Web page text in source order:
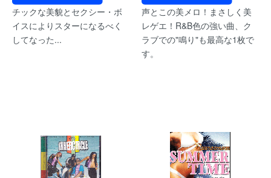
チックな美貌とセクシー・ボ
イスによりスターになるべく
してなった...
声とこの美メロ！まさしく美
レゲエ！R&B色の強い曲、ク
ラブでの"鳴り"も最高な1枚で
す。